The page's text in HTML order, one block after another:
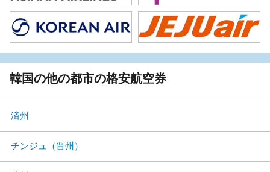
韓国の他の都市の格安航空券
済州
チンジュ（晋州）